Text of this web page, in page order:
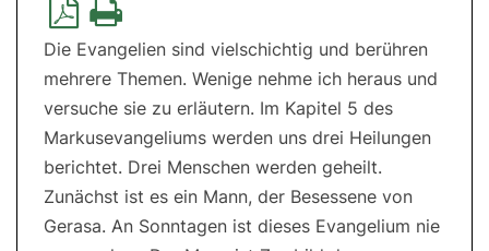
Evangelium:
Mk
5,21-
Die Evangelien sind vielschichtig und berühren
mehrere Themen. Wenige nehme ich heraus und
versuche sie zu erläutern. Im Kapitel 5 des
Markusevangeliums werden uns drei Heilungen
berichtet. Drei Menschen werden geheilt.
Zunächst ist es ein Mann, der Besessene von
Gerasa. An Sonntagen ist dieses Evangelium nie